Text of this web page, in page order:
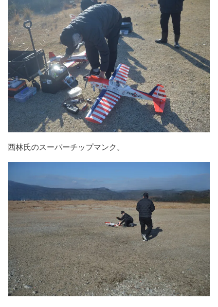
西林氏のスーパーチップマンク。